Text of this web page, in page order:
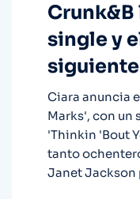
Crunk&B
single y
Ciara anuncia
Marks', con un
'Thinkin 'Bout
tanto
Janet Jackson